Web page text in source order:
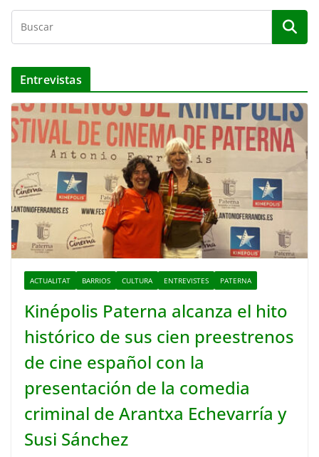
Entrevistas
ACTUALITAT BARRIOS CULTURA ENTREVISTES PATERNA
Kinépolis Paterna alcanza el hito
histórico de sus cien preestrenos
de cine español con la
presentación de la comedia
criminal de Arantxa Echevarría y
Susi Sánchez